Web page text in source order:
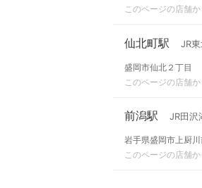
このページの店舗
仙北町駅 JR
盛岡市仙北２丁目
このページの店舗
前潟駅 JR田沢
岩手県盛岡市上厨
このページの店舗